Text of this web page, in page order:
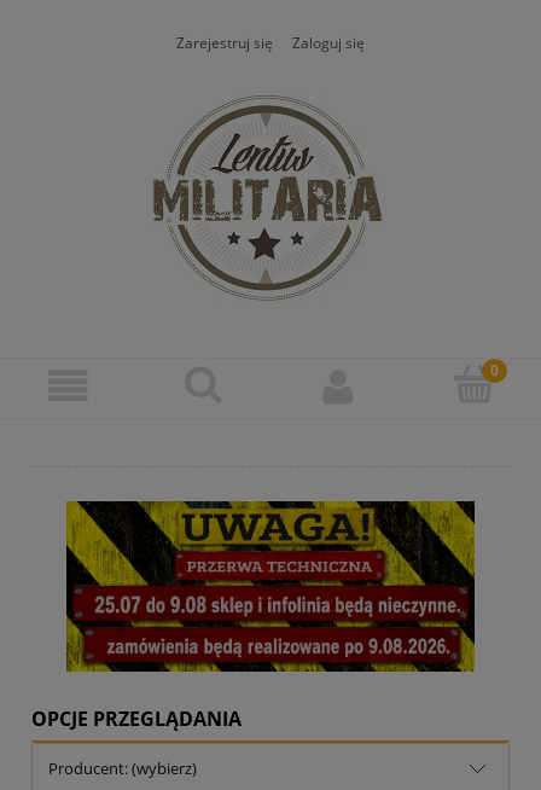
Zarejestruj się Zaloguj się
OPCJE PRZEGLĄDANIA
Producent: (wybierz)